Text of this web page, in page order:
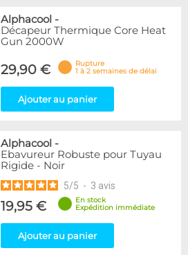
Alphacool -
Décapeur Thermique Core Heat
Gun 2000W
29,90 €
Rupture
1 à 2 semaines de délai
Ajouter au panier
Alphacool -
Ebavureur Robuste pour Tuyau
Rigide - Noir
5/5 - 3 avis
19,95 €
En stock
Expédition immédiate
Ajouter au panier